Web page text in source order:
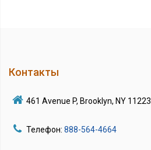
Контакты
461 Avenue P, Brooklyn, NY 11223
Телефон: 888-564-4664